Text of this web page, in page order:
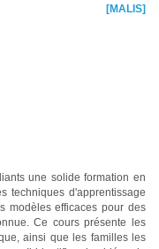
MALIS
une solide formation en
techniques d'apprentissage
modèles efficaces pour des
Ce cours présente les
ainsi que les familles les